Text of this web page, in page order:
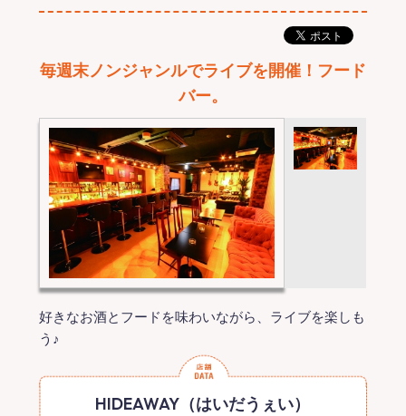
毎週末ノンジャンルでライブを開催！フード
バー。
好きなお酒とフードを味わいながら、ライブを楽しも
う♪
HIDEAWAY（はいだうぇい）